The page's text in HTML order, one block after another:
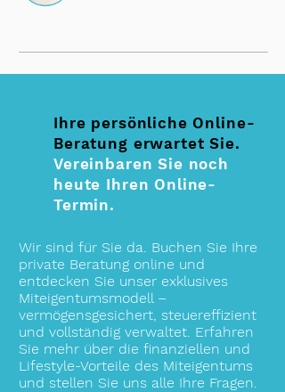
Ihre persönliche Online-
Beratung erwartet Sie.
Vereinbaren Sie noch
heute Ihren Online-
Termin.
Wir sind für Sie da. Buchen Sie Ihre
private Beratung online und
entdecken Sie unser exklusives
Miteigentumsmodell –
vermögensgesichert, steuereffizient
und vollständig verwaltet. Erfahren
Sie mehr über die finanziellen und
Lifestyle-Vorteile des Miteigentums
und stellen Sie uns alle Ihre Fragen.